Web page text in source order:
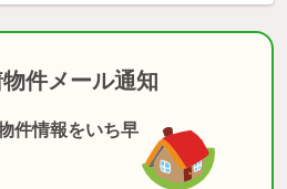
件メール通知
件情報をいち早